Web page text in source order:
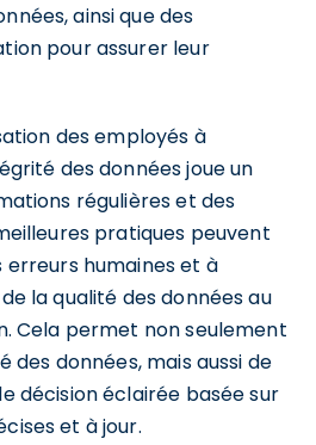
ainsi que des
pour assurer leur
des employés à
des données joue un
régulières et des
pratiques peuvent
erreurs humaines et à
la qualité des données au
Cela permet non seulement
des données, mais aussi de
décision éclairée basée sur
et à jour.